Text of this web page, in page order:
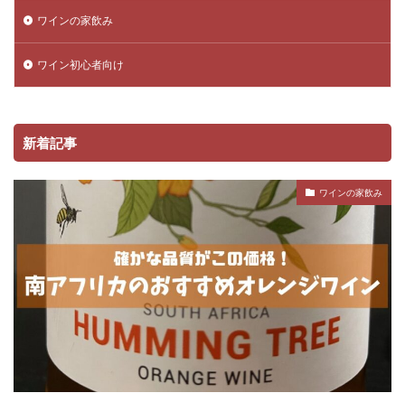
ワインの家飲み
ワイン初心者向け
新着記事
ワインの家飲み